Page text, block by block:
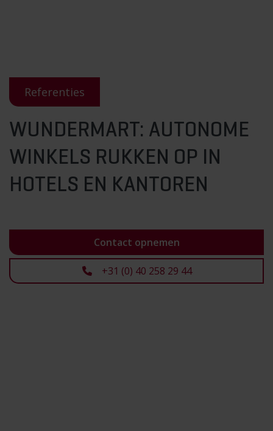
Referenties
WUNDERMART: AUTONOME
WINKELS RUKKEN OP IN
HOTELS EN KANTOREN
Contact opnemen
+31 (0) 40 258 29 44